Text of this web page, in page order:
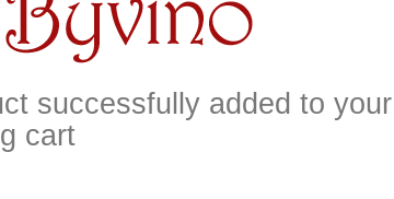
successfully added to your
cart